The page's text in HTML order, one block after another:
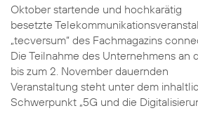
Oktober startende und hochkarätig
besetzte
„tecversum“ des Fachmagazins
Die Teilnahme des Unternehmens an
bis zum 2. November dauernden
Veranstaltung steht unter dem
Schwerpunkt „5G und die